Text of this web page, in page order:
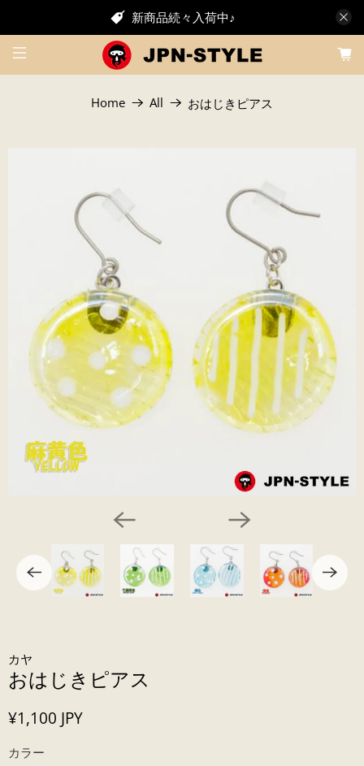
新商品続々入荷中♪
Home All おはじきピアス
カヤ
おはじきピアス
¥1,100 JPY
カラー